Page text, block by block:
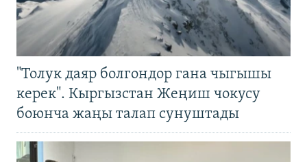
"Толук даяр болгондор гана чыгышы
керек". Кыргызстан Жеңиш чокусу
боюнча жаңы талап сунуштады